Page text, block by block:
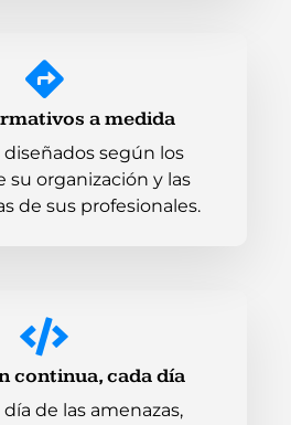
a medida
diseñados según los
su organización y las
de sus profesionales.
continua, cada día
de las amenazas,